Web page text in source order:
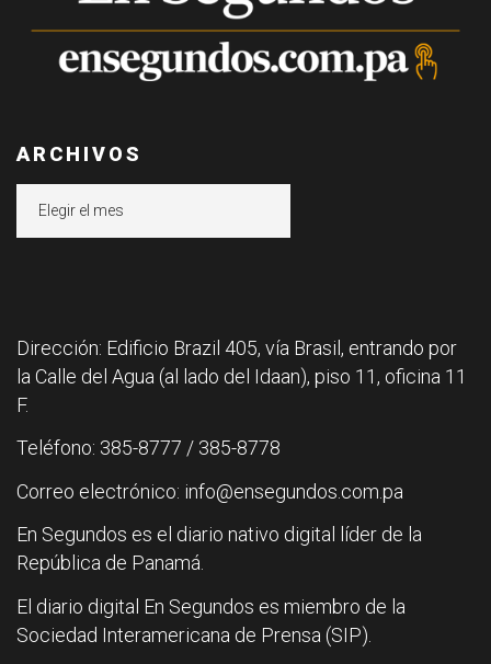
ARCHIVOS
Dirección: Edificio Brazil 405, vía Brasil, entrando por
la Calle del Agua (al lado del Idaan), piso 11, oficina 11
F.
Teléfono: 385-8777 / 385-8778
Correo electrónico: info@ensegundos.com.pa
En Segundos es el diario nativo digital líder de la
República de Panamá.
El diario digital En Segundos es miembro de la
Sociedad Interamericana de Prensa (SIP).